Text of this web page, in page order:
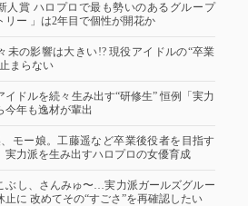
人賞 ハロプロで最も勢いのあるグループ
リー 」は2年目で個性が開花か
未の影響は大きい!? 現役アイドルの“卒業
まらない
イドルを続々生み出す“研修生” 恒例「実力
今年も逸材が輩出
モー娘。工藤遥など卒業後役者を目指す
力派を生み出すハロプロの女優育成
ぶし、さんみゅ〜…実力派ガールズグルー
止に 改めてその“すごさ”を再確認したい